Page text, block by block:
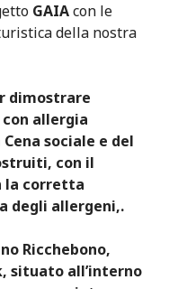
GAIAcon le
della nostra
dimostrare
allergia
sociale e del
con il
la corretta
degli allergeni,.
Ricchebono,
situato all’interno